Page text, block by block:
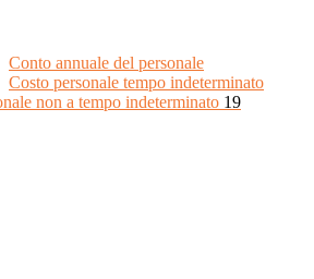
Conto annuale del personale
Costo personale tempo indeterminato
non a tempo indeterminato 19